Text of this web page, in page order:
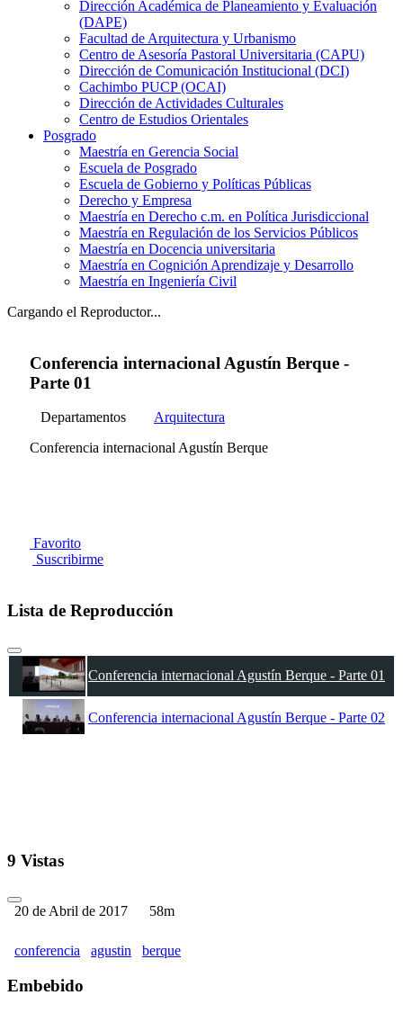
Dirección Académica de Planeamiento y Evaluación
(DAPE)
Facultad de Arquitectura y Urbanismo
Centro de Asesoría Pastoral Universitaria (CAPU)
Dirección de Comunicación Institucional (DCI)
Cachimbo PUCP (OCAI)
Dirección de Actividades Culturales
Centro de Estudios Orientales
Posgrado
Maestría en Gerencia Social
Escuela de Posgrado
Escuela de Gobierno y Políticas Públicas
Derecho y Empresa
Maestría en Derecho c.m. en Política Jurisdiccional
Maestría en Regulación de los Servicios Públicos
Maestría en Docencia universitaria
Maestría en Cognición Aprendizaje y Desarrollo
Maestría en Ingeniería Civil
Cargando el Reproductor...
Conferencia internacional Agustín Berque -
Parte 01
Departamentos
Arquitectura
Conferencia internacional Agustín Berque
Favorito
Suscribirme
Lista de Reproducción
Conferencia internacional Agustín Berque - Parte 01
Conferencia internacional Agustín Berque - Parte 02
9 Vistas
20 de Abril de 2017 58m
conferencia agustin berque
Embebido